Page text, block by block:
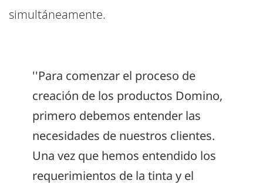
simultáneamente.
''Para comenzar el proceso de
creación de los productos Domino,
primero debemos entender las
necesidades de nuestros clientes.
Una vez que hemos entendido los
requerimientos de la tinta y el